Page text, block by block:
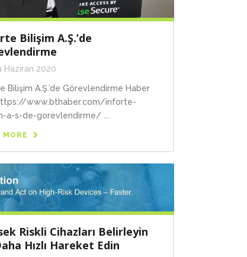
Bilişim A.Ş.’de
Haziran 2020
Bilişim A.Ş.’de Görevlendirme Haber
www.bthaber.com/inforte-
a-s-de-gorevlendirme/ ...
MORE
Riskli Cihazları Belirleyin
Hızlı Hareket Edin